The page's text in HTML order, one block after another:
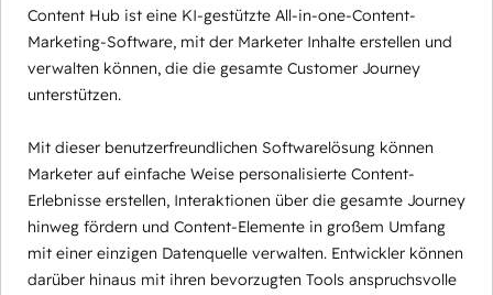
Content Hub ist eine KI-gestützte All-in-one-Content-
Marketing-Software, mit der Marketer Inhalte erstellen und
verwalten können, die die gesamte Customer Journey
unterstützen.
Mit dieser benutzerfreundlichen Softwarelösung können
Marketer auf einfache Weise personalisierte Content-
Erlebnisse erstellen, Interaktionen über die gesamte Journey
hinweg fördern und Content-Elemente in großem Umfang
mit einer einzigen Datenquelle verwalten. Entwickler können
darüber hinaus mit ihren bevorzugten Tools anspruchsvolle